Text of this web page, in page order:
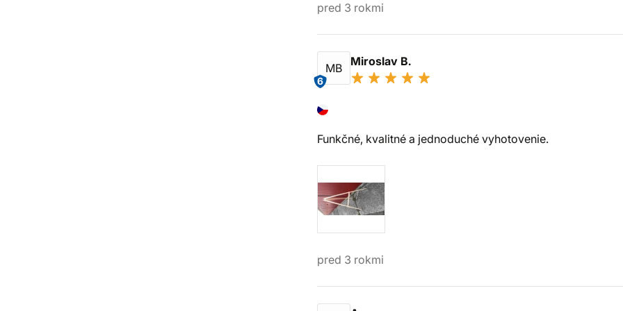
pred 3 rokmi
MB
6
Miroslav B.
Funkčné, kvalitné a jednoduché vyhotovenie.
pred 3 rokmi